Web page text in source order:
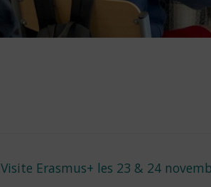
Next
Visite Erasmus+ les 23 & 24